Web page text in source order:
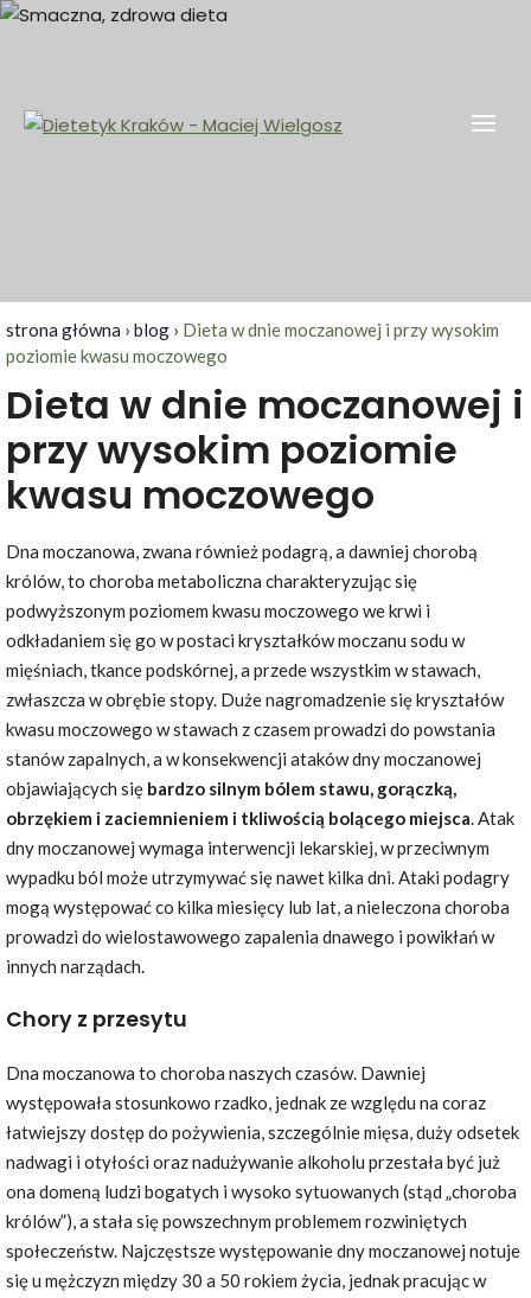
Skip
strona główna › blog › Dieta w dnie moczanowej i przy wysokim
poziomie kwasu moczowego
Dieta w dnie moczanowej i
przy wysokim poziomie
kwasu moczowego
Dna moczanowa, zwana również podagrą, a dawniej chorobą
królów, to choroba metaboliczna charakteryzując się
podwyższonym poziomem kwasu moczowego we krwi i
odkładaniem się go w postaci kryształków moczanu sodu w
mięśniach, tkance podskórnej, a przede wszystkim w stawach,
zwłaszcza w obrębie stopy. Duże nagromadzenie się kryształów
kwasu moczowego w stawach z czasem prowadzi do powstania
stanów zapalnych, a w konsekwencji ataków dny moczanowej
objawiających się bardzo silnym bólem stawu, gorączką,
obrzękiem i zaciemnieniem i tkliwością bolącego miejsca. Atak
dny moczanowej wymaga interwencji lekarskiej, w przeciwnym
wypadku ból może utrzymywać się nawet kilka dni. Ataki podagry
mogą występować co kilka miesięcy lub lat, a nieleczona choroba
prowadzi do wielostawowego zapalenia dnawego i powikłań w
innych narządach.
Chory z przesytu
Dna moczanowa to choroba naszych czasów. Dawniej
występowała stosunkowo rzadko, jednak ze względu na coraz
łatwiejszy dostęp do pożywienia, szczególnie mięsa, duży odsetek
nadwagi i otyłości oraz nadużywanie alkoholu przestała być już
ona domeną ludzi bogatych i wysoko sytuowanych (stąd „choroba
królów”), a stała się powszechnym problemem rozwiniętych
społeczeństw. Najczęstsze występowanie dny moczanowej notuje
się u mężczyzn między 30 a 50 rokiem życia, jednak pracując w